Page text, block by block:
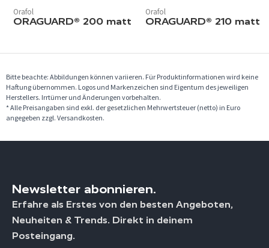
Orafol
ORAGUARD® 200 matt
Orafol
ORAGUARD® 210 matt
Bitte beachte: Abbildungen können variieren. Für Produktinformationen wird keine
Haftung übernommen. Logos und Markenzeichen sind Eigentum des jeweiligen
Herstellers. Irrtümer und Änderungen vorbehalten.
* Alle Preisangaben sind exkl. der gesetzlichen Mehrwertsteuer (netto) in Euro
angegeben zzgl. Versandkosten.
Newsletter abonnieren.
Erfahre als Erstes von den besten Angeboten,
Neuheiten & Trends. Direkt in deinem
Posteingang.